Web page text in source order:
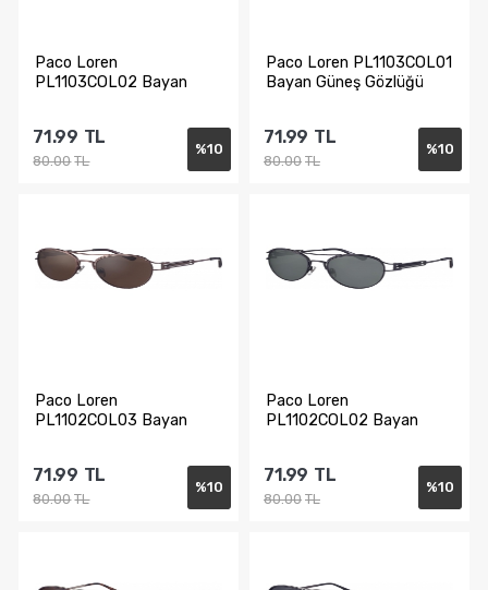
Paco Loren
PL1103COL02 Bayan
%10
71.99 TL
80.00 TL
Paco Loren PL1103COL01
Bayan Güneş Gözlüğü
%10
71.99 TL
80.00 TL
Paco Loren
PL1102COL03 Bayan
%10
71.99 TL
80.00 TL
Paco Loren
PL1102COL02 Bayan
%10
71.99 TL
80.00 TL